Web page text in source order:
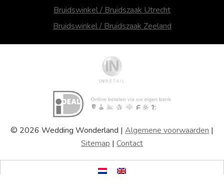
Bruidswinkel / Bruidszaak Utrecht
Bruidswinkel / Bruidszaak Zeeland
© 2026 Wedding Wonderland | Algemene voorwaarden |
Sitemap | Contact